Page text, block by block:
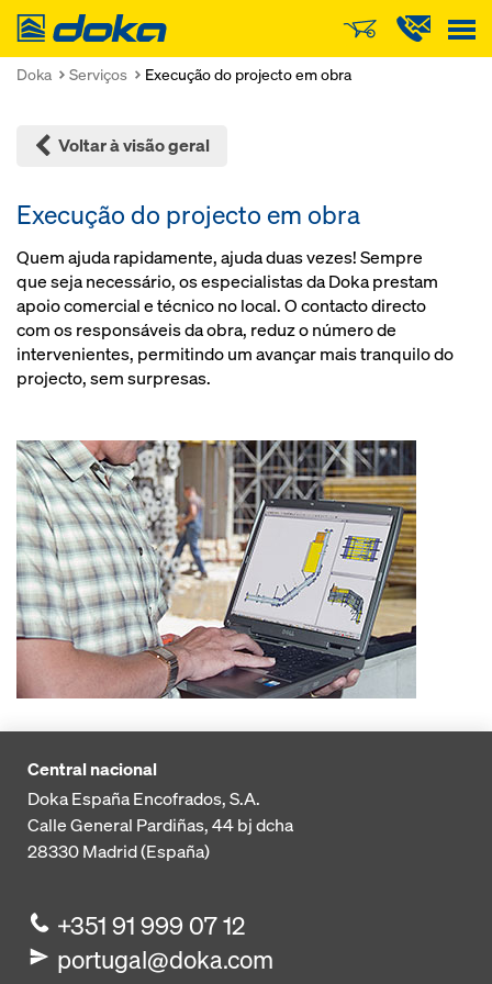
Doka
Doka Serviços Execução do projecto em obra
Voltar à visão geral
Execução do projecto em obra
Quem ajuda rapidamente, ajuda duas vezes! Sempre
que seja necessário, os especialistas da Doka prestam
apoio comercial e técnico no local. O contacto directo
com os responsáveis da obra, reduz o número de
intervenientes, permitindo um avançar mais tranquilo do
projecto, sem surpresas.
Central nacional
Doka España Encofrados, S.A.
Calle General Pardiñas, 44 bj dcha
28330Madrid (España)
+351 91 999 07 12
portugal@doka.com